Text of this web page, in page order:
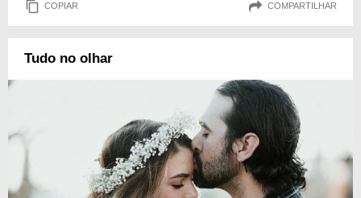
COPIAR COMPARTILHAR
Tudo no olhar